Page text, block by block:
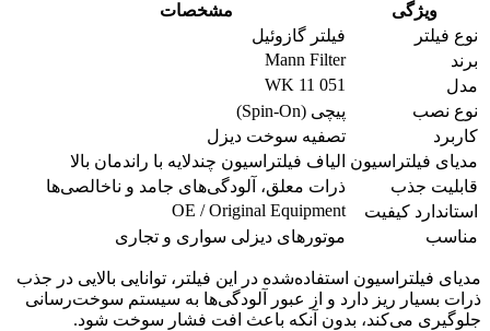
ویژگی
مشخصات
نوع فیلتر
فیلتر گازوئیل
برند
Mann Filter
مدل
WK 11 051
نوع نصب
پیچی (Spin-On)
کاربرد
تصفیه سوخت دیزل
مدیای فیلتراسیون الیاف فیلتراسیون چندلایه با راندمان بالا
قابلیت جذب
ذرات معلق، آلودگی‌های جامد و ناخالصی‌ها
استاندارد کیفیت
OE / Original Equipment
مناسب
موتورهای دیزلی سواری و تجاری
مدیای فیلتراسیون استفاده‌شده در این فیلتر، توانایی بالایی در جذب
ذرات بسیار ریز دارد و از عبور آلودگی‌ها به سیستم سوخت‌رسانی
جلوگیری می‌کند، بدون آنکه باعث افت فشار سوخت شود.